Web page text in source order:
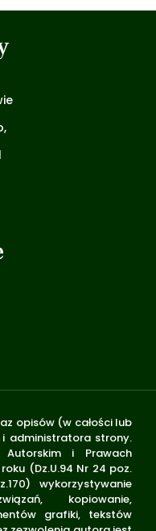
opisów (w całości lub
i administratora strony.
i Prawach
(Dz.U.94 Nr 24 poz.
wykorzystywanie
kopiowanie,
grafiki, tekstów